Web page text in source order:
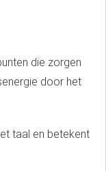
die zorgen
door het
taal en betekent